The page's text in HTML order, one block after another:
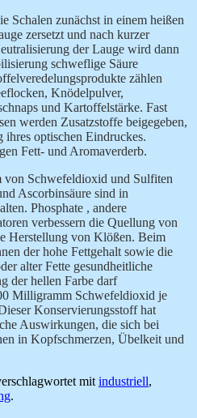
Schalen zunächst in einem heißen
zersetzt und nach kurzer
der Lauge wird dann
schweflige Säure
zählen
Knödelpulver,
und Kartoffelstärke. Fast
werden Zusatzstoffe beigegeben,
ihres optischen Eindruckes.
Fett- und Aromaverderb.
von Schwefeldioxid und Sulfiten
Ascorbinsäure sind in
Phosphate , andere
verbessern die Quellung von
Herstellung von Klößen. Beim
der hohe Fettgehalt sowie die
alterFette gesundheitliche
der hellen Farbe darf
Milligramm Schwefeldioxid je
Konservierungsstoff hat
Auswirkungen, die sich bei
in Kopfschmerzen, Übelkeit und
mit industriell,
.